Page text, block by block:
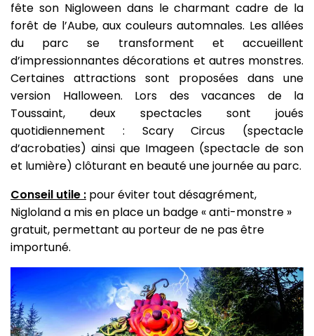
fête son Nigloween dans le charmant cadre de la
forêt de l’Aube, aux couleurs automnales. Les allées
du parc se transforment et accueillent
d’impressionnantes décorations et autres monstres.
Certaines attractions sont proposées dans une
version Halloween. Lors des vacances de la
Toussaint, deux spectacles sont joués
quotidiennement : Scary Circus (spectacle
d’acrobaties) ainsi que Imageen (spectacle de son
et lumière) clôturant en beauté une journée au parc.
Conseil utile : pour éviter tout désagrément,
Nigloland a mis en place un badge « anti-monstre »
gratuit, permettant au porteur de ne pas être
importuné.